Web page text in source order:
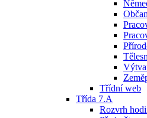
Třídní web
Třída 7.A
Rozvrh